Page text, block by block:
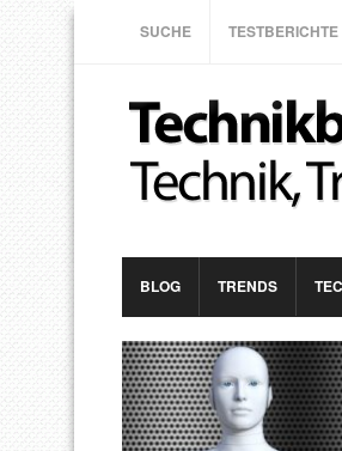
SUCHE TESTBERICHTE
BLOG TRENDS